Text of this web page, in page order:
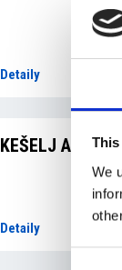
We
Detaily
KEŠELJ
Detaily